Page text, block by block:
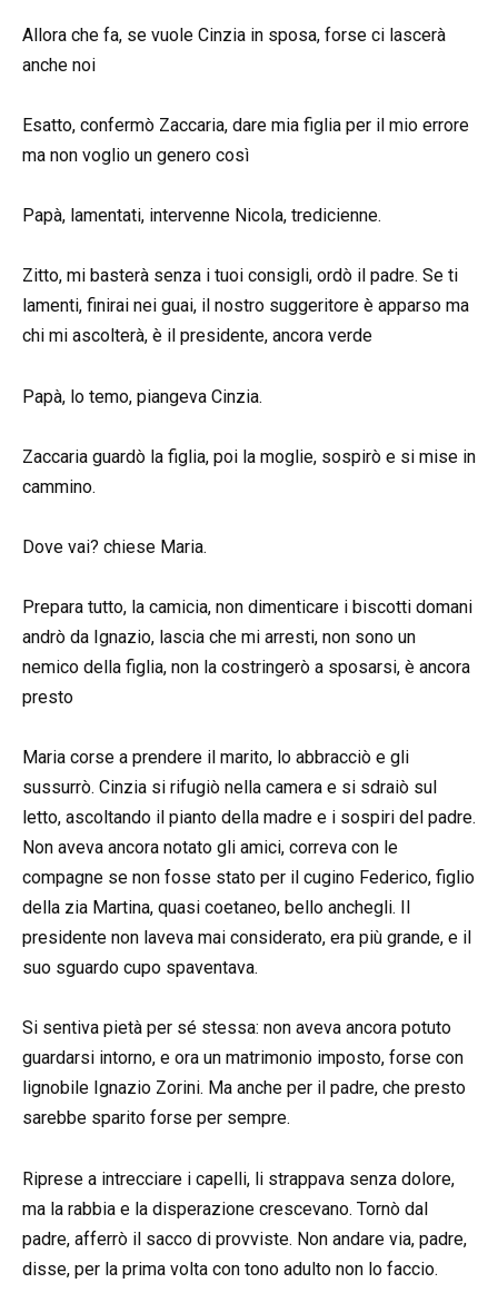
Allora che fa, se vuole Cinzia in sposa, forse ci lascerà
anche noi
Esatto, confermò Zaccaria, dare mia figlia per il mio errore
ma non voglio un genero così
Papà, lamentati, intervenne Nicola, tredicienne.
Zitto, mi basterà senza i tuoi consigli, ordò il padre. Se ti
lamenti, finirai nei guai, il nostro suggeritore è apparso ma
chi mi ascolterà, è il presidente, ancora verde
Papà, lo temo, piangeva Cinzia.
Zaccaria guardò la figlia, poi la moglie, sospirò e si mise in
cammino.
Dove vai? chiese Maria.
Prepara tutto, la camicia, non dimenticare i biscotti domani
andrò da Ignazio, lascia che mi arresti, non sono un
nemico della figlia, non la costringerò a sposarsi, è ancora
presto
Maria corse a prendere il marito, lo abbracciò e gli
sussurrò. Cinzia si rifugiò nella camera e si sdraiò sul
letto, ascoltando il pianto della madre e i sospiri del padre.
Non aveva ancora notato gli amici, correva con le
compagne se non fosse stato per il cugino Federico, figlio
della zia Martina, quasi coetaneo, bello anchegli. Il
presidente non laveva mai considerato, era più grande, e il
suo sguardo cupo spaventava.
Si sentiva pietà per sé stessa: non aveva ancora potuto
guardarsi intorno, e ora un matrimonio imposto, forse con
lignobile Ignazio Zorini. Ma anche per il padre, che presto
sarebbe sparito forse per sempre.
Riprese a intrecciare i capelli, li strappava senza dolore,
ma la rabbia e la disperazione crescevano. Tornò dal
padre, afferrò il sacco di provviste. Non andare via, padre,
disse, per la prima volta con tono adulto non lo faccio.